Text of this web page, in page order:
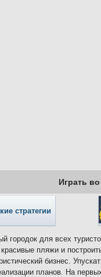
Играть
стратегии
городок для всех
пляжи и
бизнес.
планов. На